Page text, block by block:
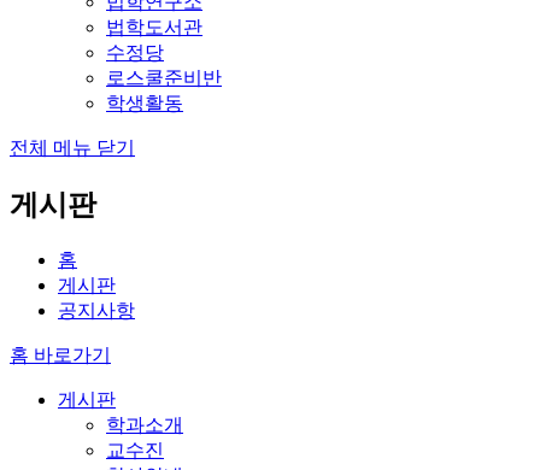
법학도서관
수정당
로스쿨준비반
학생활동
전체 메뉴 닫기
게시판
홈
게시판
공지사항
홈 바로가기
게시판
학과소개
교수진